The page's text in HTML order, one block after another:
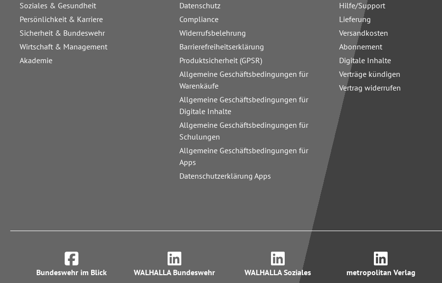
Soziales & Gesundheit
Persönlichkeit & Karriere
Sicherheit & Bundeswehr
Wirtschaft & Management
Akademie
Datenschutz
Compliance
Widerrufsbelehrung
Barrierefreiheitserklärung
Produktsicherheit (GPSR)
Allgemeine Geschäftsbedingungen für
Warenkäufe
Allgemeine Geschäftsbedingungen für
Digitale Inhalte
Allgemeine Geschäftsbedingungen für
Schulungen
Allgemeine Geschäftsbedingungen für
Apps
Datenschutzerklärung Apps
Hilfe/Support
Lieferung
Versandkosten
Abonnement
Digitale Inhalte
Verträge kündigen
Vertrag widerrufen
Bundeswehr im Blick WALHALLA Bundeswehr WALHALLA Soziales metropolitan Verlag